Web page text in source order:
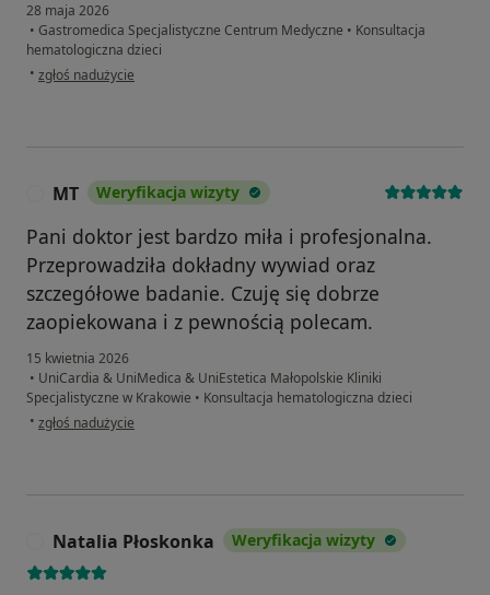
28 maja 2026
• Gastromedica Specjalistyczne Centrum Medyczne • Konsultacja
hematologiczna dzieci
• w opinii użytkownika BL
zgłoś nadużycie
MT Weryfikacja wizyty
Pani doktor jest bardzo miła i profesjonalna.
Przeprowadziła dokładny wywiad oraz
szczegółowe badanie. Czuję się dobrze
zaopiekowana i z pewnością polecam.
15 kwietnia 2026
• UniCardia & UniMedica & UniEstetica Małopolskie Kliniki
Specjalistyczne w Krakowie • Konsultacja hematologiczna dzieci
• w opinii użytkownika MT
zgłoś nadużycie
Natalia Płoskonka Weryfikacja wizyty